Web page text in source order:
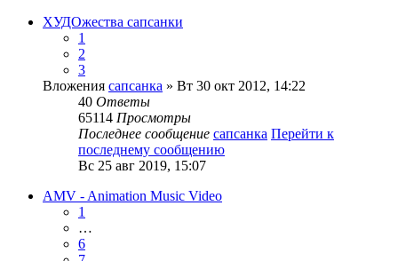
ХУДОжества сапсанки
1
2
3
Вложения сапсанка » Вт 30 окт 2012, 14:22
40 Ответы
65114 Просмотры
Последнее сообщение сапсанка Перейти к
последнему сообщению
Вс 25 авг 2019, 15:07
AMV - Animation Music Video
1
…
6